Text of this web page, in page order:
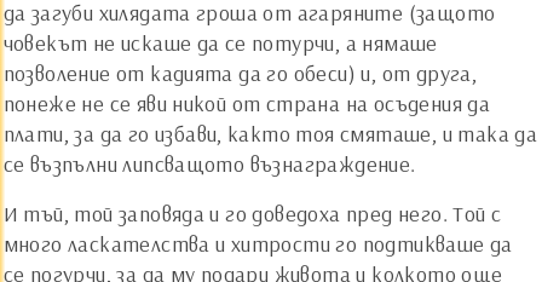
да загуби хилядата гроша от агаряните (защото
човекът не искаше да се потурчи, а нямаше
позволение от кадията да го обеси) и, от друга,
понеже не се яви никой от страна на осъдения да
плати, за да го избави, както тоя смяташе, и така да
се възпълни липсващото възнаграждение.
И тъй, той заповяда и го доведоха пред него. Той с
много ласкателства и хитрости го подтикваше да
се погурчи, за да му подари живота и колкото още